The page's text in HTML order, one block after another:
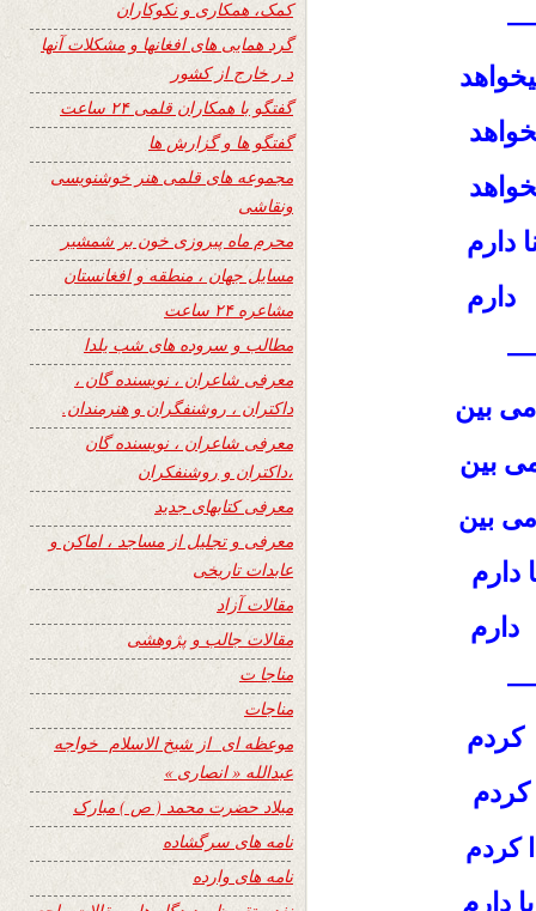
دارم
بین
بین
بین
کردم
دارم
کمک، همکاری و نکوکاران
گرد همایی های افغانها و مشکلات آنها
د ر خارج از کشور
گفتگو با همکاران قلمی ۲۴ ساعت
گفتگو ها و گزارش ها
مجموعه های قلمی هنر خوشنویسی
ونقاشی
محرم ماه پیروزی خون بر شمشیر
مسایل جهان ، منطقه و افغانستان
مشاعره ۲۴ ساعت
مطالب و سروده های شب یلدا
معرفی شاعران ، نویسنده گان ،
داکتران ، روشنفگران و هنرمندان.
معرفی شاعران ، نویسنده گان
،داکتران و روشنفکران
معرفی کتابهای جدید
معرفی و تجلیل از مساجد ، اماکن و
عابدات تاریخی
مقالات آزاد
مقالات جالب و پژوهشی
مناجا ت
مناجات
موعظه ای از شیخ الاسلام خواجه
عبدالله « انصاری »
میلاد حضرت محمد ( ص ) مبارک
نامه های سرگشاده
نامه های وارده